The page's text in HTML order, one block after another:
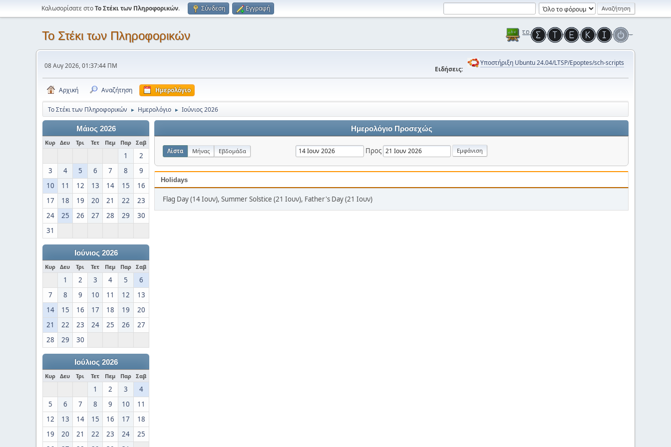
Καλωσορίσατε στοΤο Στέκι των Πληροφορικών. Σύνδεση Εγγραφή
Το Στέκι των Πληροφορικών
08 Αυγ 2026, 01:37:44 ΠΜ Ειδήσεις:
Υποστήριξη Ubuntu 24.04/LTSP/Epoptes/sch-scripts
Αρχική Αναζήτηση Ημερολόγιο
Το Στέκι των Πληροφορικών ► Ημερολόγιο ► Ιούνιος 2026
Μάιος 2026
Κυρ Δευ Τρι Τετ Πεμ Παρ Σαβ
1
2
3
4 5 6 7 8
9
10
11 12 13 14 15
16
17
18 19 20 21 22
23
24
25 26 27 28 29
30
31
Ιούνιος 2026
Κυρ Δευ Τρι Τετ Πεμ Παρ Σαβ
1 2 3 4 5
6
7
8 9 10 11 12
13
14
15 16 17 18 19
20
21
22 23 24 25 26
27
28
29 30
Ιούλιος 2026
Κυρ Δευ Τρι Τετ Πεμ Παρ Σαβ
1 2 3
4
5
6 7 8 9 10
11
12
13 14 15 16 17
18
19
20 21 22 23 24
25
Ημερολόγιο Προσεχώς
Λίστα Μήνας Εβδομάδα Προς
Holidays
Flag Day (14 Ιουν), Summer Solstice (21 Ιουν), Father's Day (21 Ιουν)